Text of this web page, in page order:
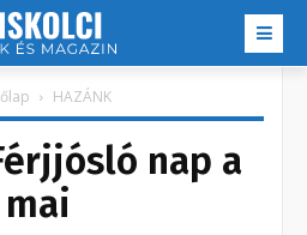
HAZÁNK
nap a
mai